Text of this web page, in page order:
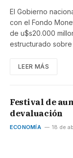
El Gobierno
con el Fondo
de u$s20.000
estructurado
LEER MÁS
Festival de
devaluación
ECONOMÍA 18 de